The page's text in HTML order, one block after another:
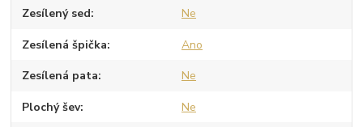
Zesílený sed Ne
Zesílená špička Ano
Zesílená pata Ne
Plochý šev Ne